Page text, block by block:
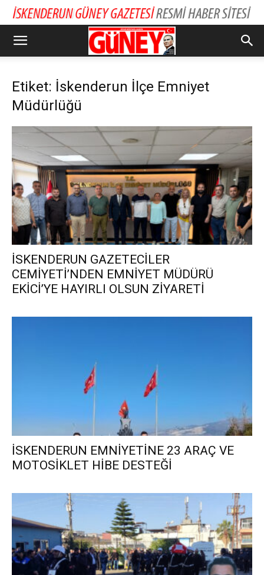
Etiket: İskenderun İlçe Emniyet
Müdürlüğü
İSKENDERUN GAZETECİLER
CEMİYETİ’NDEN EMNİYET MÜDÜRÜ
EKİCİ’YE HAYIRLI OLSUN ZİYARETİ
İSKENDERUN EMNİYETİNE 23 ARAÇ VE
MOTOSİKLET HİBE DESTEĞİ